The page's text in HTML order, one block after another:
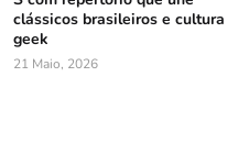
clássicos brasileiros e cultura
geek
21 Maio, 2026